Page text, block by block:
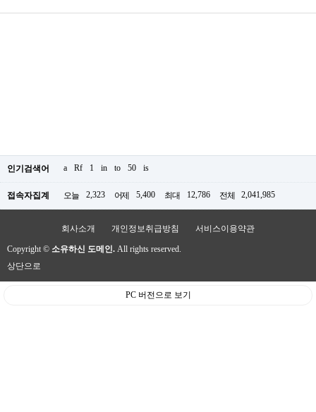
인기검색어 a Rf 1 in to 50 is
접속자집계 오늘 2,323 어제 5,400 최대 12,786 전체 2,041,985
회사소개 개인정보취급방침 서비스이용약관
Copyright © 소유하신 도메인. All rights reserved.
상단으로
PC 버전으로 보기